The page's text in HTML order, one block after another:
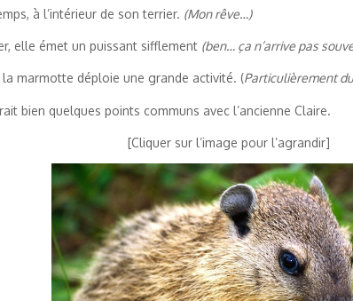
à l’intérieur de son terrier. (Mon rêve…)
elle émet un puissant sifflement (ben… ça n’arrive pas
marmotte déploie une grande activité. (Particulièrement
bien quelques points communs avec l’ancienne Claire.
[Cliquer sur l’image pour l’agrandir]